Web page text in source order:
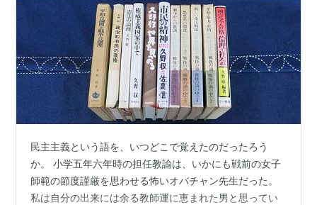
民主主義という語を、いつどこで覚えたのだったろう
か。 小学五年六年時の担任教諭は、いかにも戦前の女子
師範の節度謹厳を思わせる怖いオバチャン先生だった。
私は自分の出来には余る教師運に恵まれた男と思ってい